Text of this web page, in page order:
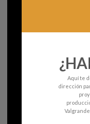
Aquí te
dirección